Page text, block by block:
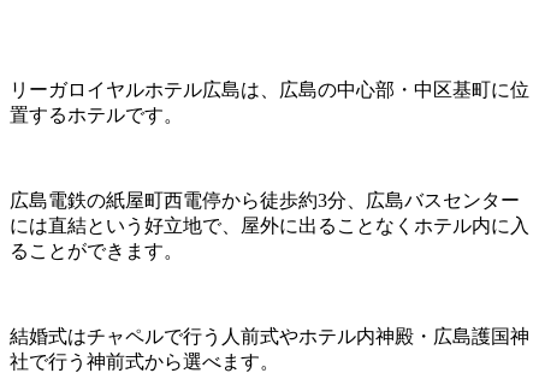
リーガロイヤルホテル広島は、広島の中心部・中区基町に位
置するホテルです。
広島電鉄の紙屋町西電停から徒歩約3分、広島バスセンター
には直結という好立地で、屋外に出ることなくホテル内に入
ることができます。
結婚式はチャペルで行う人前式やホテル内神殿・広島護国神
社で行う神前式から選べます。